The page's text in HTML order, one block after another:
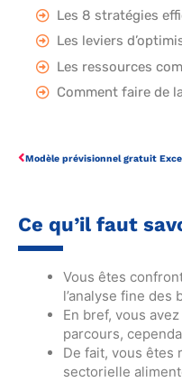
Les 8 stratégies
Les leviers
Les ressources
Comment faire de
Modèle prévisionnel gratuit
Ce qu’il faut
Vous êtes
l’analyse fine des
En bref, vous
parcours,
De fait, vous êtes
sectorielle